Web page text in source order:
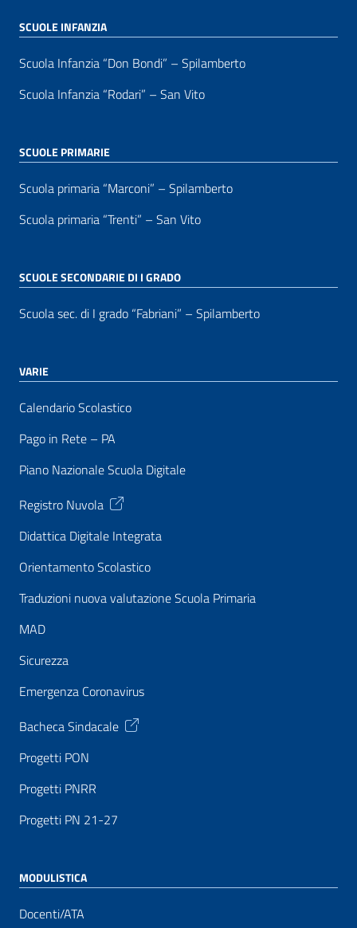
SCUOLE INFANZIA
Scuola Infanzia “Don Bondi” – Spilamberto
Scuola Infanzia “Rodari” – San Vito
SCUOLE PRIMARIE
Scuola primaria “Marconi” – Spilamberto
Scuola primaria “Trenti” – San Vito
SCUOLE SECONDARIE DI I GRADO
Scuola sec. di I grado “Fabriani” – Spilamberto
VARIE
Calendario Scolastico
Pago in Rete – PA
Piano Nazionale Scuola Digitale
Registro Nuvola
Didattica Digitale Integrata
Orientamento Scolastico
Traduzioni nuova valutazione Scuola Primaria
MAD
Sicurezza
Emergenza Coronavirus
Bacheca Sindacale
Progetti PON
Progetti PNRR
Progetti PN 21-27
MODULISTICA
Docenti/ATA